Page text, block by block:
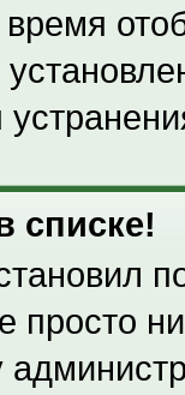
списке!
просто